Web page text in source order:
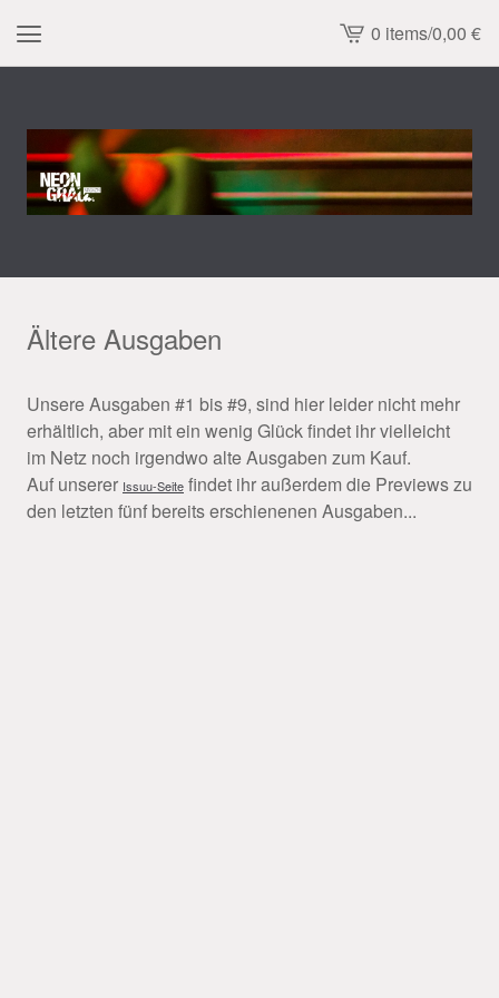
View
cart
0 items/0,00 €
Ältere Ausgaben
Unsere Ausgaben #1 bis #9, sind hier leider nicht mehr
erhältlich, aber mit ein wenig Glück findet ihr vielleicht
im Netz noch irgendwo alte Ausgaben zum Kauf.
Auf unserer Issuu-Seite findet ihr außerdem die Previews zu
den letzten fünf bereits erschienenen Ausgaben...